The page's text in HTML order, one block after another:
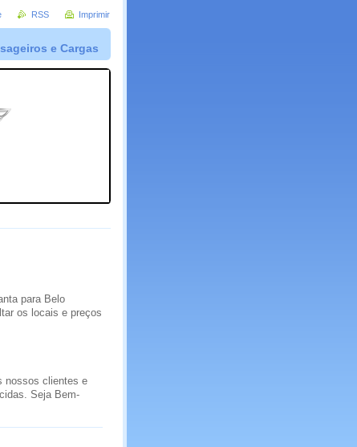
e Cargas
para Belo
os locais e preços
nossos clientes e
Seja Bem-
RSS Imprimir